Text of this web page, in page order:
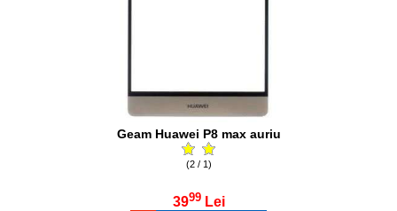
Geam Huawei P8 max auriu
(2 / 1)
3999 Lei